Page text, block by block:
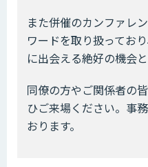
また併催のカンファレ
ワードを取り扱ってお
に出会える絶好の機会
同僚の方やご関係者の
ひご来場ください。事
おります。